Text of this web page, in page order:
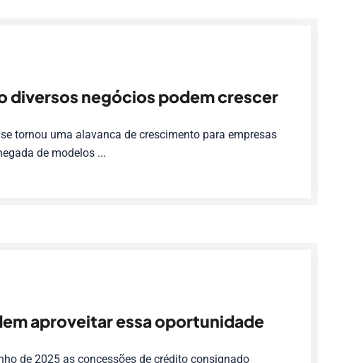
diversos negócios podem crescer
tornou uma alavanca de crescimento para empresas
de modelos ...
aproveitar essa oportunidade
de 2025 as concessões de crédito consignado